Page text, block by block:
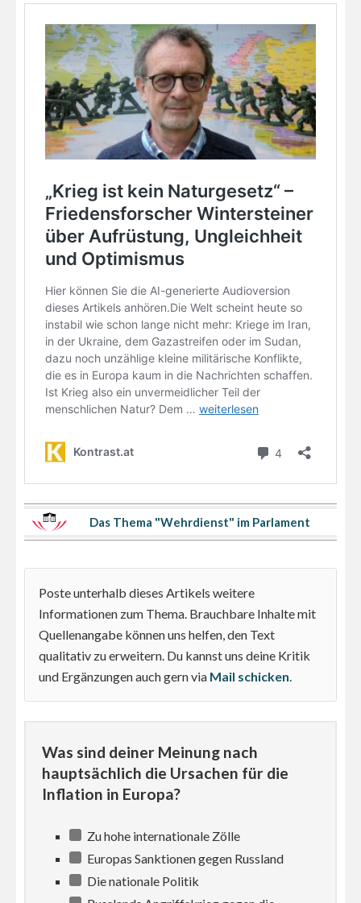
Das Thema "Wehrdienst" im Parlament
Poste unterhalb dieses Artikels weitere
Informationen zum Thema. Brauchbare Inhalte mit
Quellenangabe können uns helfen, den Text
qualitativ zu erweitern. Du kannst uns deine Kritik
und Ergänzungen auch gern via Mail schicken.
Was sind deiner Meinung nach
hauptsächlich die Ursachen für die
Inflation in Europa?
Zu hohe internationale Zölle
Europas Sanktionen gegen Russland
Die nationale Politik